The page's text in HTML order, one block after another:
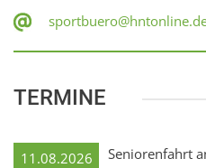
TERMINE
11.08.2026 Seniorenfahrt